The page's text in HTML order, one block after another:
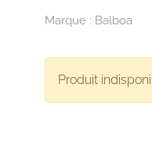
Marque : Balboa
Produit